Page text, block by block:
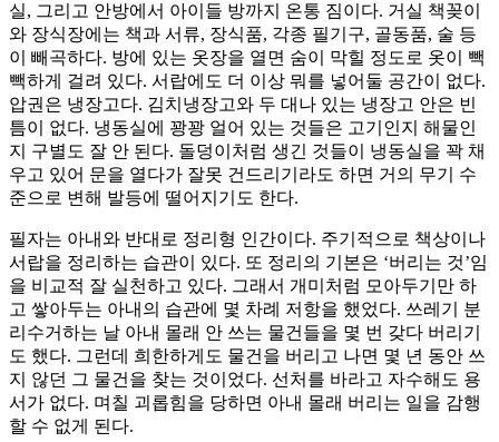
실, 그리고 안방에서 아이들 방까지 온통 짐이다. 거실 책꽂이
와 장식장에는 책과 서류, 장식품, 각종 필기구, 골동품, 술 등
이 빼곡하다. 방에 있는 옷장을 열면 숨이 막힐 정도로 옷이 빽
빽하게 걸려 있다. 서랍에도 더 이상 뭐를 넣어둘 공간이 없다.
압권은 냉장고다. 김치냉장고와 두 대나 있는 냉장고 안은 빈
틈이 없다. 냉동실에 꽝꽝 얼어 있는 것들은 고기인지 해물인
지 구별도 잘 안 된다. 돌덩이처럼 생긴 것들이 냉동실을 꽉 채
우고 있어 문을 열다가 잘못 건드리기라도 하면 거의 무기 수
준으로 변해 발등에 떨어지기도 한다.
필자는 아내와 반대로 정리형 인간이다. 주기적으로 책상이나
서랍을 정리하는 습관이 있다. 또 정리의 기본은 ‘버리는 것’임
을 비교적 잘 실천하고 있다. 그래서 개미처럼 모아두기만 하
고 쌓아두는 아내의 습관에 몇 차례 저항을 했었다. 쓰레기 분
리수거하는 날 아내 몰래 안 쓰는 물건들을 몇 번 갖다 버리기
도 했다. 그런데 희한하게도 물건을 버리고 나면 몇 년 동안 쓰
지 않던 그 물건을 찾는 것이었다. 선처를 바라고 자수해도 용
서가 없다. 며칠 괴롭힘을 당하면 아내 몰래 버리는 일을 감행
할 수 없게 된다.